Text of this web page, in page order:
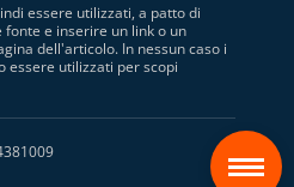
essere utilizzati, a patto di
e inserire un link o un
dell'articolo. In nessun caso i
essere utilizzati per scopi